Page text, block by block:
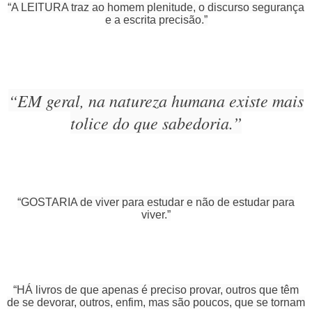
“A LEITURA traz ao homem plenitude, o discurso segurança
e a escrita precisão.”
“EM geral, na natureza humana existe mais
tolice do que sabedoria.”
“GOSTARIA de viver para estudar e não de estudar para
viver.”
“HÁ livros de que apenas é preciso provar, outros que têm
de se devorar, outros, enfim, mas são poucos, que se tornam